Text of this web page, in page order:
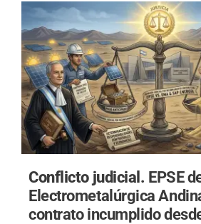
Conflicto judicial. EPSE
Electrometalúrgica
contrato incumplido